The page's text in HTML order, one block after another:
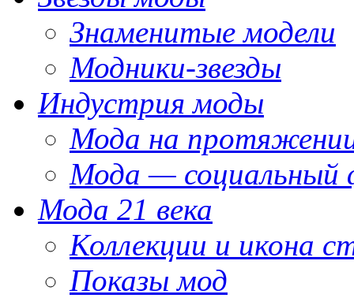
Знаменитые модели
Модники-звезды
Индустрия моды
Мода на
Мода — социальный
Мода 21 века
Коллекции и икона
Показы мод